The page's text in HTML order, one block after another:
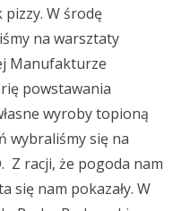
pizzy. W środę
na warsztaty
Manufakturze
powstawania
wyroby topioną
wybraliśmy się na
Z racji, że pogoda nam
się nam pokazały. W